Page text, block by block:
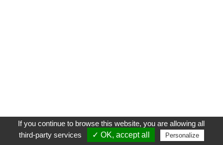
If you continue to browse this website, you are allowing all
third-party services
✓ OK, accept all Personalize